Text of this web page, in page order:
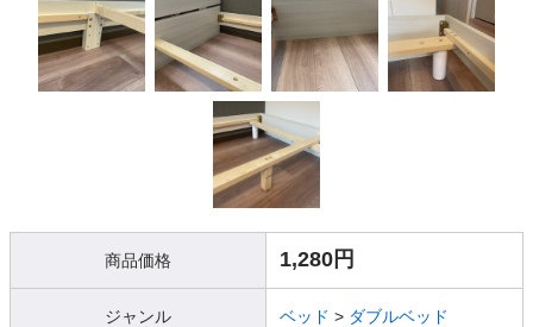
商品価格 1,280円
ジャンル ベッド > ダブルベッド